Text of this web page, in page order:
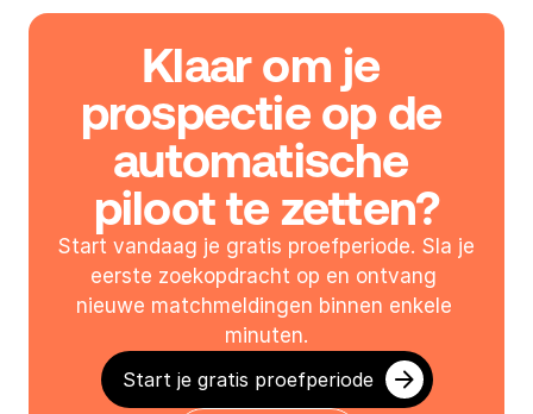
Klaar om je
prospectie op de
automatische
piloot te zetten?
Start vandaag je gratis proefperiode. Sla je
eerste zoekopdracht op en ontvang
nieuwe matchmeldingen binnen enkele
minuten.
Start je gratis proefperiode